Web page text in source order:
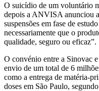
O suicídio de um voluntário
depois a ANVISA anunciou
suspensões em fase de
necessariamente que o
qualidade, seguro ou eficaz”.
O convénio entre a Sinovac
envio de um total de 6
como a entrega de matéria-
doses em São Paulo,